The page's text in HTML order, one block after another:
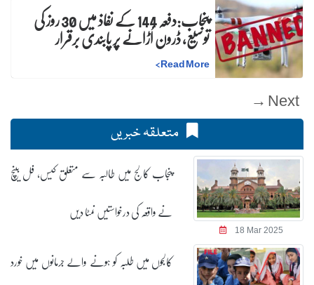
پنجاب:دفعہ 144 کے نفاذ میں 30 روز کیتوسیع، ڈرون اُڑانے پر پابندی برقرار
Read More
>
Next →
متعلقہ خبریں
18 Mar 2025
پنجاب کالج میں طالبہ سے متعلق کیس، فل بینچ
نے واقعہ کی درخواستیں نمٹا دیں
کالجوں میں طلبہ کو ہونے والے جرمانوں میں خورد